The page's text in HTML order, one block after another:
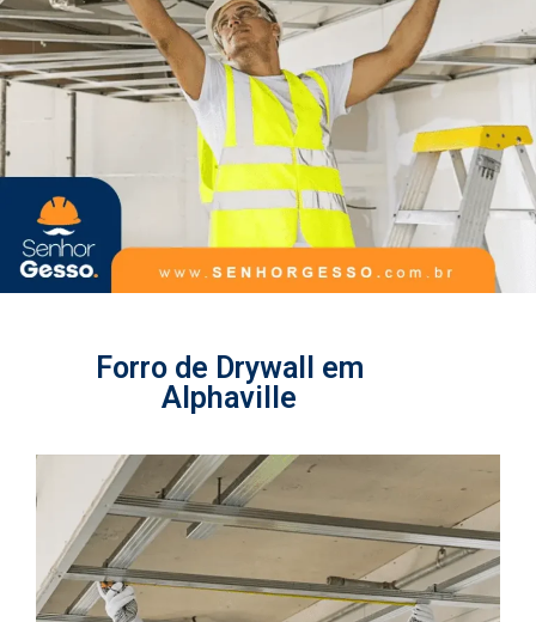
Forro de Drywall em
Alphaville